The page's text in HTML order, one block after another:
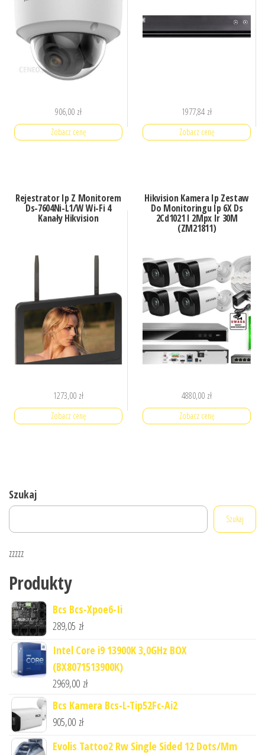
906,00 zł
Zobacz cenę
1977,84 zł
Zobacz cenę
Rejestrator Ip Z Monitorem
Ds-7604Ni-L1/W Wi-Fi 4
Kanały Hikvision
1273,00 zł
Zobacz cenę
Hikvision Kamera Ip Zestaw
Do Monitoringu Ip 6X Ds
2Cd1021 I 2Mpx Ir 30M
(ZM21811)
4880,00 zł
Zobacz cenę
Szukaj
Szukaj
zzzzz
Produkty
Bcs Bcs-Xpoe6-Ii
289,05 zł
Intel Core i9 13900K 3,0GHz BOX
(BX8071513900K)
2969,00 zł
Bcs Kamera Bcs-L-Tip52Fc-Ai2
905,00 zł
Evolis Tattoo2 Rw Single Sided 12 Dots/Mm